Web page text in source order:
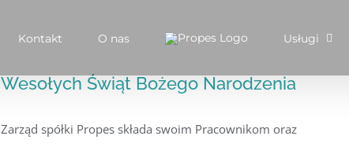
Kontakt O nas Usługi
Wesołych Świąt Bożego Narodzenia
Z​arząd spółki Propes składa swoim Pracownikom oraz